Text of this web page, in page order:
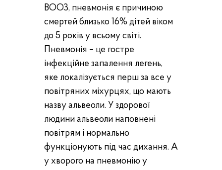
ВООЗ, пневмонія є причиною
смертей близько 16% дітей віком
до 5 років у всьому світі.
Пневмонія – це гостре
інфекційне запалення легень,
яке локалізується перш за все у
повітряних міхурцях, що мають
назву альвеоли. У здорової
людини альвеоли наповнені
повітрям і нормально
функціонують під час дихання. А
у хворого на пневмонію у